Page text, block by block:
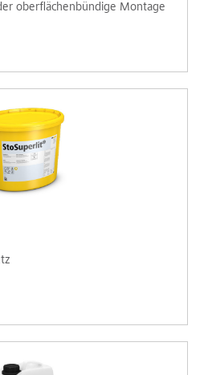
oberflächenbündige Montage